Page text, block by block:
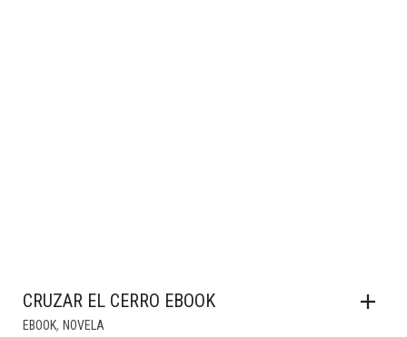
CRUZAR EL CERRO EBOOK
EBOOK, NOVELA